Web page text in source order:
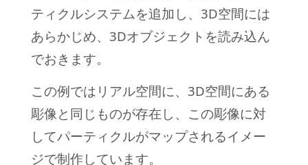
ティクルシステムを追加し、3D空間には
あらかじめ、3Dオブジェクトを読み込ん
でおきます。
この例ではリアル空間に、3D空間にある
彫像と同じものが存在し、この彫像に対
してパーティクルがマップされるイメー
ジで制作しています。